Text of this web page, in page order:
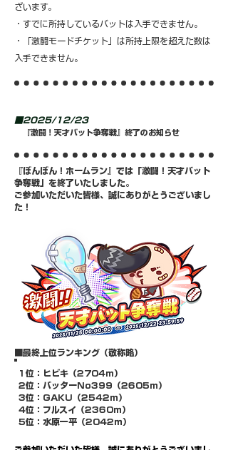
ざいます。
・すでに所持しているバットは入手できません。
・「激闘モードチケット」は所持上限を超えた数は
入手できません。
■2025/12/23
『激闘！天才バット争奪戦』終了のお知らせ
『ぼんぼん！ホームラン』では「激闘！天才バット
争奪戦」を終了いたしました。
​ご参加いただいた皆様、誠にありがとうございまし
た！
​■最終上位ランキング（敬称略）
​1位：ヒビキ（2704ｍ）
​2位：バッターNo399（2605ｍ）
3位：GAKU（2542ｍ）
4位：フルスイ（2360ｍ）
​5位：水原一平（2042ｍ）